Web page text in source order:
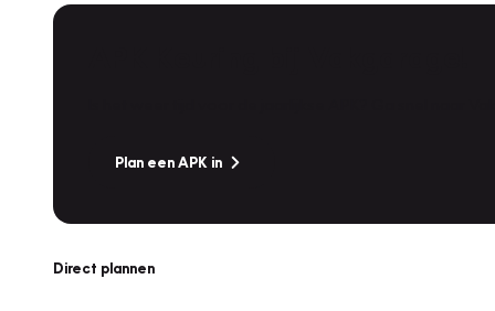
Plan een APK in
Direct plannen